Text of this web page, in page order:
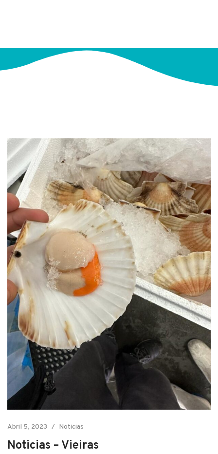
Abril 5, 2023 Noticias
Noticias – Vieiras